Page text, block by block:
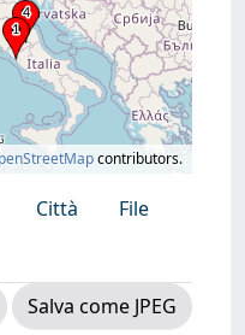
contributors.
Città
File
Salva come JPEG